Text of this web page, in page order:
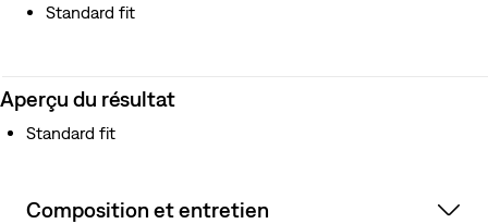
Standard fit
Aperçu du résultat
Standard fit
Composition et entretien